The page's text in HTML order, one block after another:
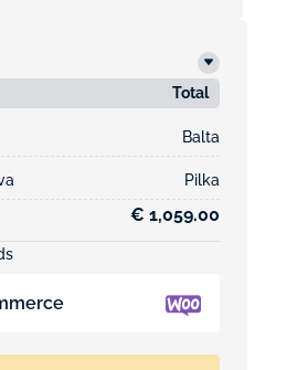
Total
Balta
Pilka
€ 1,059.00